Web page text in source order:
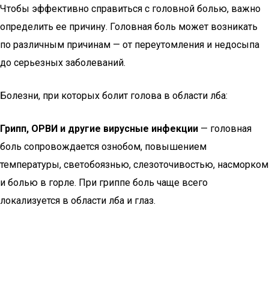
Чтобы эффективно справиться с головной болью, важно
определить ее причину. Головная боль может возникать
по различным причинам — от переутомления и недосыпа
до серьезных заболеваний.
Болезни, при которых болит голова в области лба:
Грипп, ОРВИ и другие вирусные инфекции — головная
боль сопровождается ознобом, повышением
температуры, светобоязнью, слезоточивостью, насморком
и болью в горле. При гриппе боль чаще всего
локализуется в области лба и глаз.